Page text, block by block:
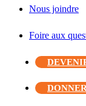
Nous joindre
Foire aux